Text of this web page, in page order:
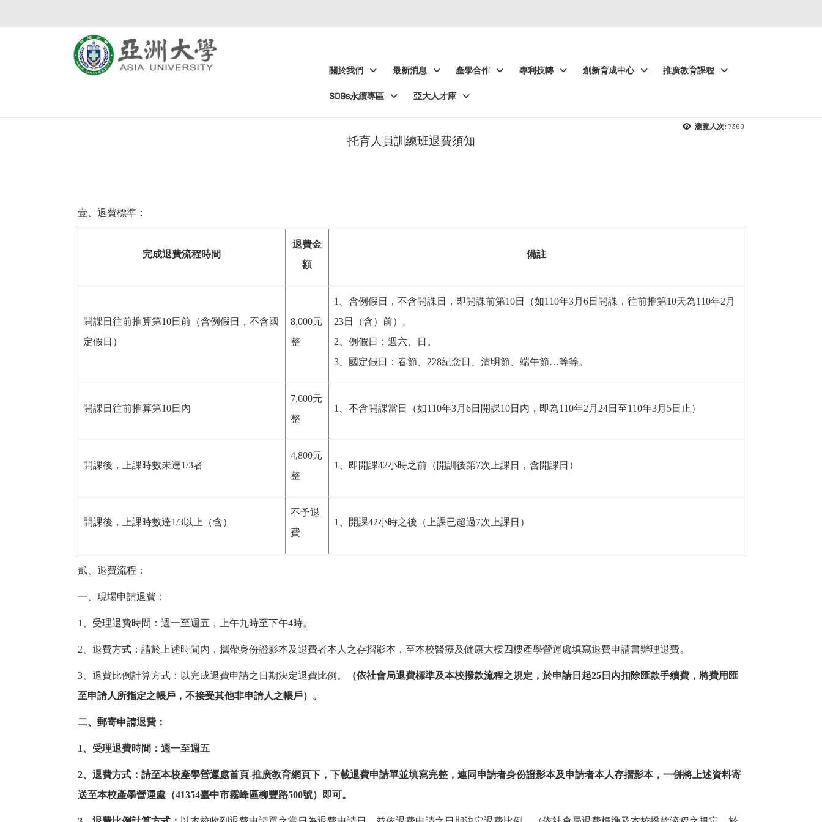
關於我們 最新消息 產學合作 專利技轉 創新育成中心 推廣教育課程
SDGs永續專區 亞大人才庫
瀏覽人次: 7369
托育人員訓練班退費須知
壹、退費標準：
完成退費流程時間
退費金
額
備註
開課日往前推算第10日前（含例假日，不含國
定假日）
8,000元
整
1、含例假日，不含開課日，即開課前第10日（如110年3月6日開課，往前推第10天為110年2月
23日（含）前）。
2、例假日：週六、日。
3、國定假日：春節、228紀念日、清明節、端午節…等等。
開課日往前推算第10日內
7,600元
整
1、不含開課當日（如110年3月6日開課10日內，即為110年2月24日至110年3月5日止）
開課後，上課時數未達1/3者
4,800元
整
1、即開課42小時之前（開訓後第7次上課日，含開課日）
開課後，上課時數達1/3以上（含）
不予退
費
1、開課42小時之後（上課已超過7次上課日）
貳、退費流程：
一、現場申請退費：
1、受理退費時間：週一至週五，上午九時至下午4時。
2、退費方式：請於上述時間內，攜帶身份證影本及退費者本人之存摺影本，至本校醫療及健康大樓四樓產學營運處填寫退費申請書辦理退費。
3、退費比例計算方式：以完成退費申請之日期決定退費比例。
（依社會局退費標準及本校撥款流程之規定，於申請日起25日內扣除匯款手續費，將費用匯
至申請人所指定之帳戶，不接受其他非申請人之帳戶）。
二、郵寄申請退費：
1、受理退費時間：週一至週五
2、退費方式：請至本校產學營運處首頁-推廣教育網頁下，下載退費申請單並填寫完整，連同申請者身份證影本及申請者本人存摺影本，一併將上述資料寄
送至本校產學營運處（41354臺中市霧峰區柳豐路500號）即可。